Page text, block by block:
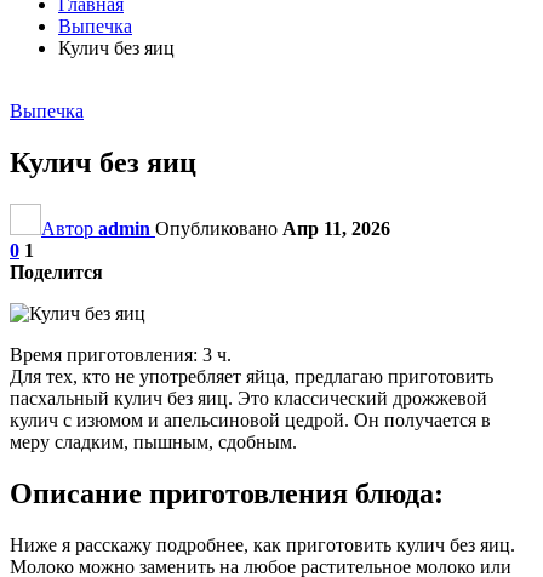
Главная
Выпечка
Кулич без яиц
Выпечка
Кулич без яиц
Автор admin Опубликовано Апр 11, 2026
0 1
Поделится
Время приготовления: 3 ч.
Для тех, кто не употребляет яйца, предлагаю приготовить
пасхальный кулич без яиц. Это классический дрожжевой
кулич с изюмом и апельсиновой цедрой. Он получается в
меру сладким, пышным, сдобным.
Описание приготовления блюда:
Ниже я расскажу подробнее, как приготовить кулич без яиц.
Молоко можно заменить на любое растительное молоко или